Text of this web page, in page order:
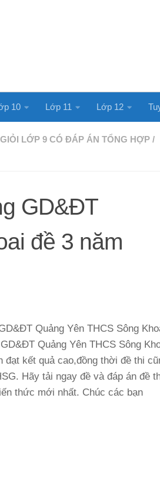
10 Lớp 11 Lớp 12
LỚP 9 CÓ ĐÁP ÁN TỔNG HỢP /
GD&ĐT
đề 3 năm
Quảng Yên THCS Sông
Quảng Yên THCS Sông
đạt kết quả cao,đồng thời đề thi
Hãy tải ngay đề và đáp án đề
thức mới nhất. Chúc các bạn